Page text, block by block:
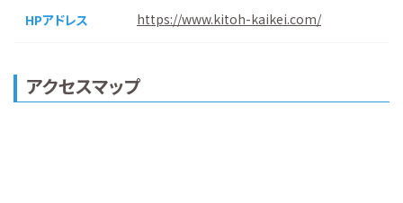
HPアドレス https://www.kitoh-kaikei.com/
アクセスマップ